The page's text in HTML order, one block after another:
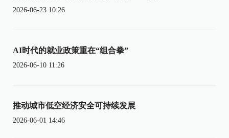
2026-06-23 10:26
AI时代的就业政策重在“组合拳”
2026-06-10 11:26
推动城市低空经济安全可持续发展
2026-06-01 14:46